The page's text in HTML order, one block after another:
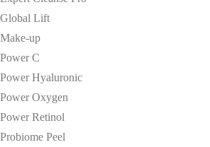
Global Lift
Make-up
Power C
Power Hyaluronic
Power Oxygen
Power Retinol
Probiome Peel